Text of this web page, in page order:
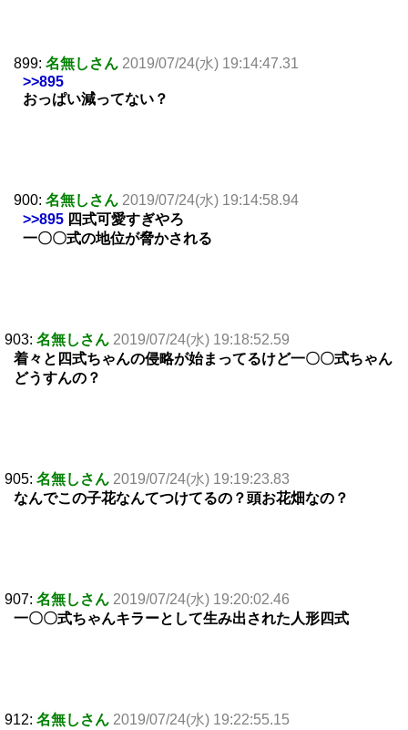
899: 名無しさん 2019/07/24(水) 19:14:47.31
>>895
おっぱい減ってない？
900: 名無しさん 2019/07/24(水) 19:14:58.94
>>895 四式可愛すぎやろ
一〇〇式の地位が脅かされる
903: 名無しさん 2019/07/24(水) 19:18:52.59
着々と四式ちゃんの侵略が始まってるけど一〇〇式ちゃん
どうすんの？
905: 名無しさん 2019/07/24(水) 19:19:23.83
なんでこの子花なんてつけてるの？頭お花畑なの？
907: 名無しさん 2019/07/24(水) 19:20:02.46
一〇〇式ちゃんキラーとして生み出された人形四式
912: 名無しさん 2019/07/24(水) 19:22:55.15